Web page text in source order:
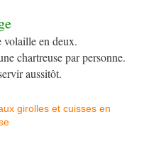
volaille en deux.
chartreuse par personne.
aussitôt.